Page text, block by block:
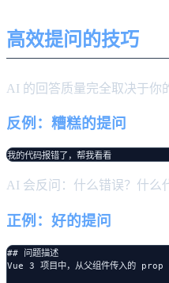
高效提问的技巧
AI 的回答质量完全取决于你
反例：糟糕的提问
AI 会反问：什么错误？什么
正例：好的提问
## 问题描述
Vue 3 项目中，从父组件传入的 prop